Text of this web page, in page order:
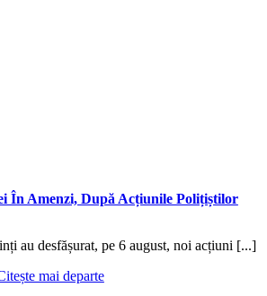
În Amenzi, După Acțiunile Polițiștilor
au desfășurat, pe 6 august, noi acțiuni [...]
mai departe